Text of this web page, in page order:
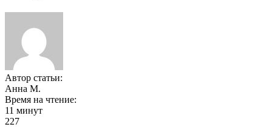
Автор статьи:
Анна М.
Время на чтение:
11 минут
227